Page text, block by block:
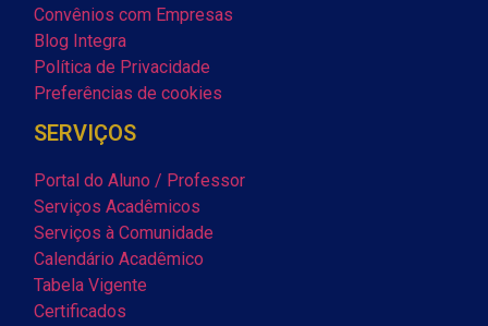
Convênios com Empresas
Blog Integra
Política de Privacidade
Preferências de cookies
SERVIÇOS
Portal do Aluno / Professor
Serviços Acadêmicos
Serviços à Comunidade
Calendário Acadêmico
Tabela Vigente
Certificados